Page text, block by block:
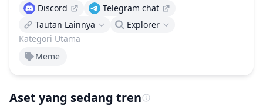
Kategori Utama
Meme
Discord
Telegram chat
Tautan Lainnya
Explorer
Aset yang sedang tren